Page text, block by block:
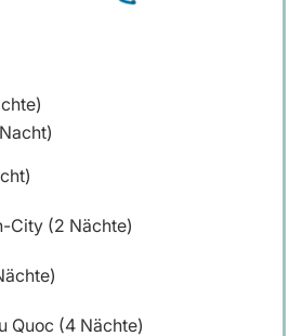
City (2 Nächte)
Quoc (4 Nächte)